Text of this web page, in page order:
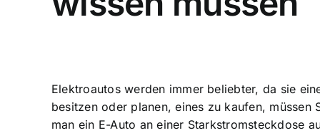
Elektroautos werden immer beliebter, da sie
besitzen oder planen, eines zu kaufen,
man ein E-Auto an einer Starkstromsteckdose